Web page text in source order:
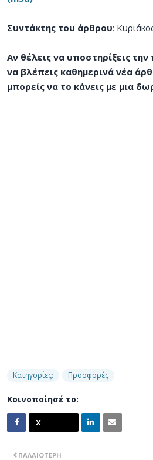
Συντάκτης του άρθρου:
Αν θέλεις να υποστηρίξεις
να βλέπεις καθημερινά νέα
μπορείς να το κάνεις με μια
Κατηγορίες: Προσφορές
Κοινοποίησέ το:
ΠΑΛΑΙΌΤΕΡΗ